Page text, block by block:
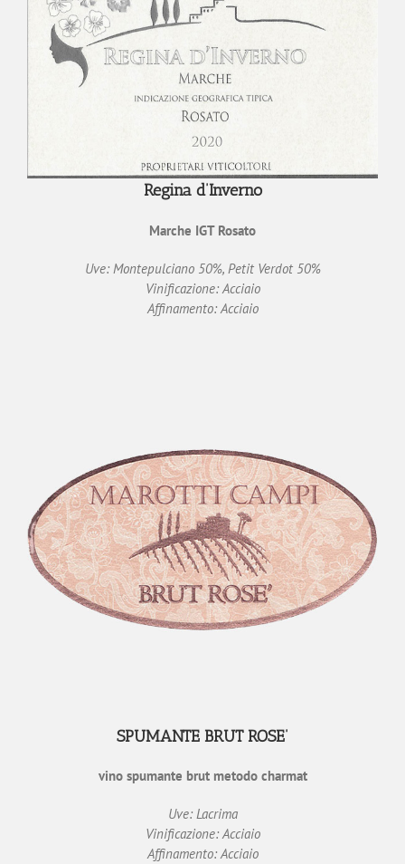
Regina d’Inverno
Marche IGT Rosato
Uve: Montepulciano 50%, Petit Verdot 50%
Vinificazione: Acciaio
Affinamento: Acciaio
SPUMANTE BRUT ROSE’
vino spumante brut metodo charmat
Uve: Lacrima
Vinificazione: Acciaio
Affinamento: Acciaio